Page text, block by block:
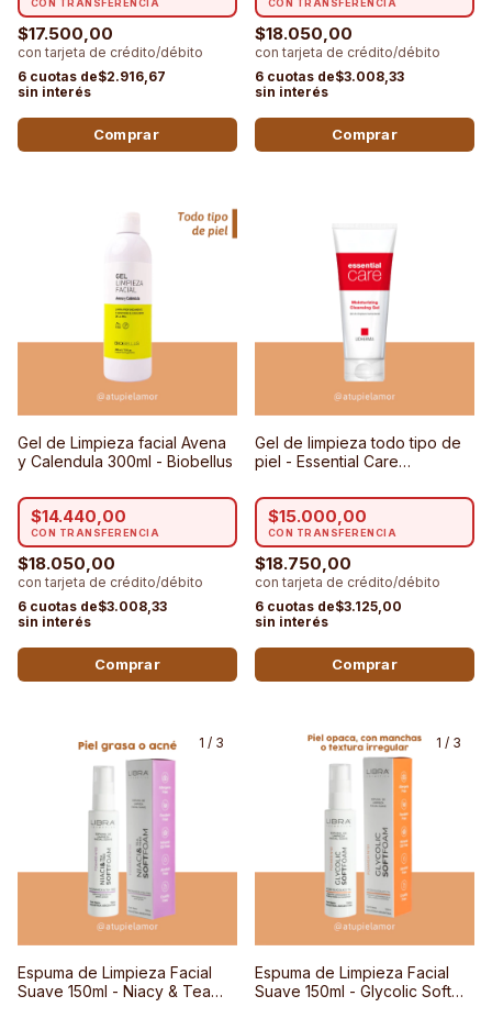
$17.500,00
$2.916,67
$18.050,00
$3.008,33
Gel de Limpieza facial Avena
y Calendula 300ml - Biobellus
$18.050,00
$3.008,33
$14.440,00
Gel de limpieza todo tipo de
piel - Essential Care
Lidherma
$18.750,00
$3.125,00
$15.000,00
1 / 3
Espuma de Limpieza Facial
Suave 150ml - Niacy & Tea
1 / 3
Espuma de Limpieza Facial
Suave 150ml - Glycolic Soft